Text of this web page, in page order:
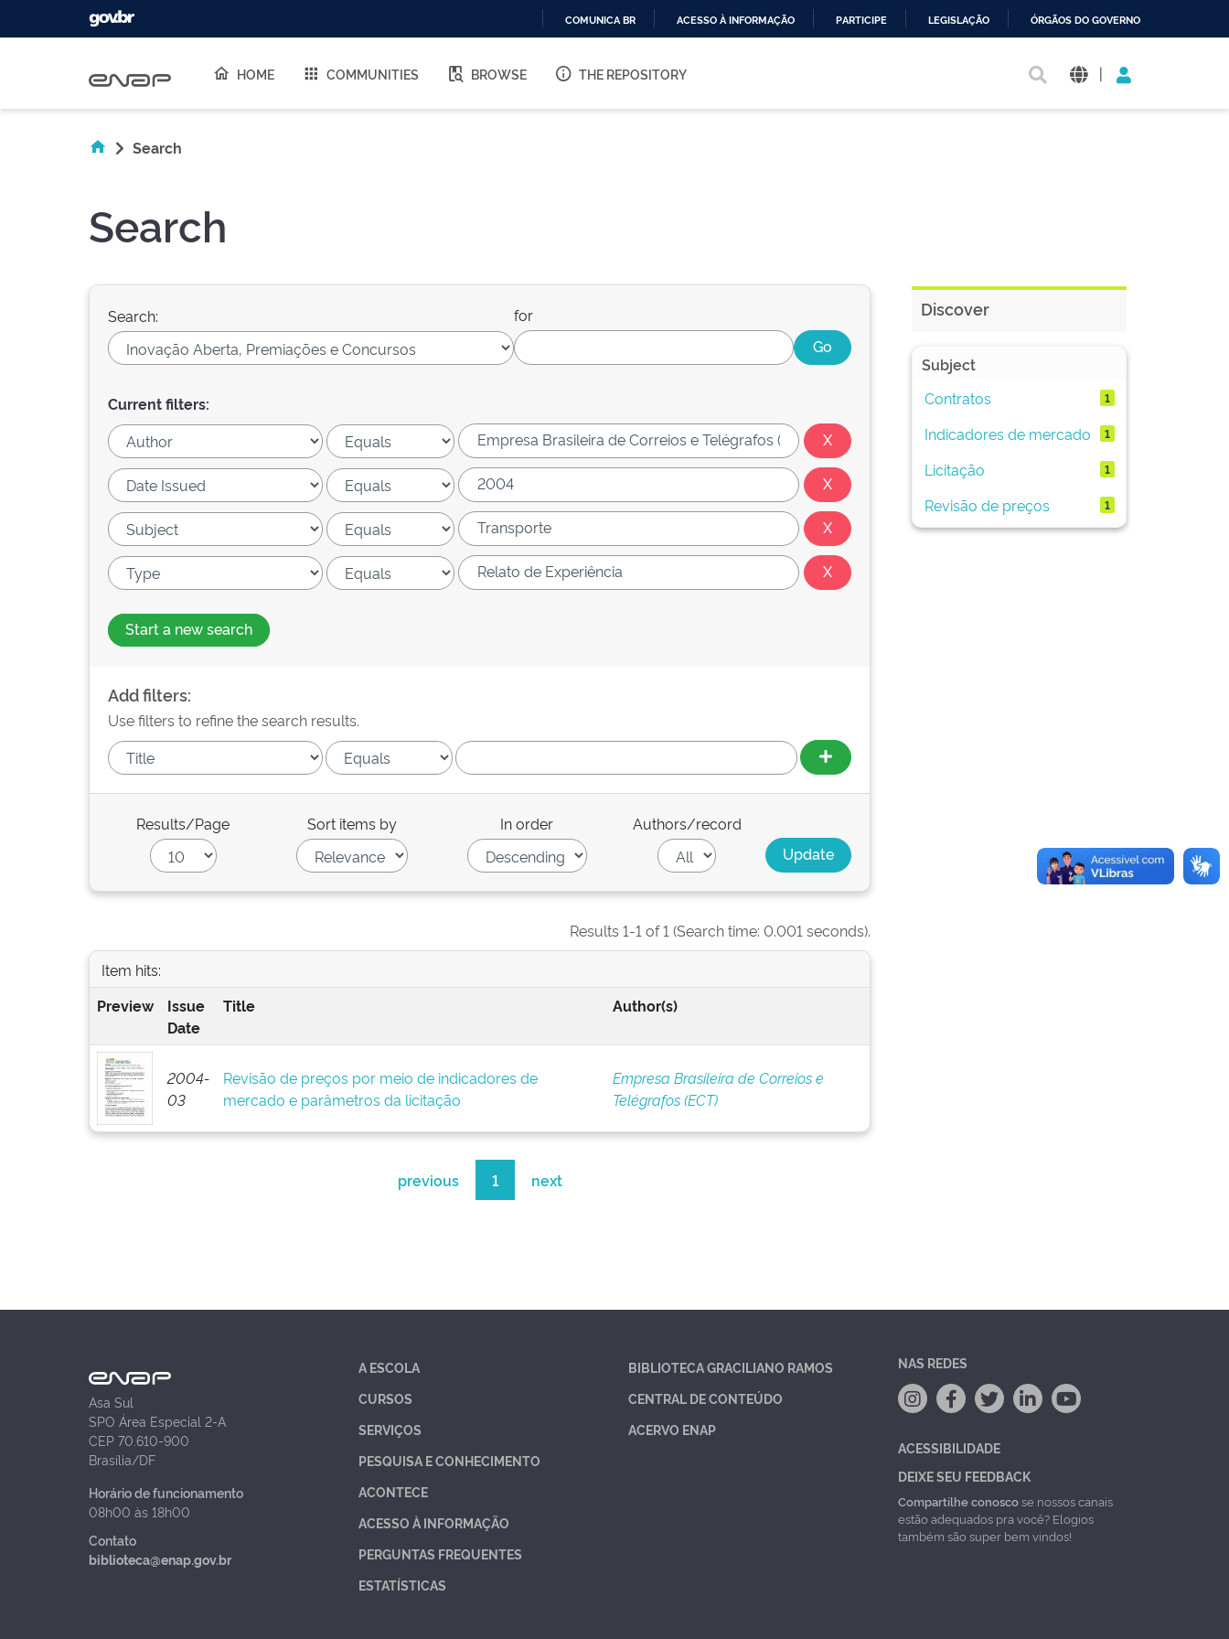
O
COMUNICA BR ACESSO À INFORMAÇÃO PARTICIPE LEGISLAÇÃO ÓRGÃOS DO GOVERNO
HOME COMMUNITIES BROWSE THE REPOSITORY |
Search
Search
Search: for
Current filters:
Start a new search
Add filters:
Use filters to refine the search results.
Results/Page Sort items by In order Authors/record
Results 1-1 of 1 (Search time: 0.001 seconds).
Item hits:
Preview
Issue
Date
Title Author(s)
2004-
03
Revisão de preços por meio de indicadores de
mercado e parâmetros da licitação
Empresa Brasileira de Correios e
Telégrafos (ECT)
previous 1 next
Discover
Subject
Contratos
1
Indicadores de mercado 1
Licitação 1
Revisão de preços 1
Asa Sul
SPO Área Especial 2-A
CEP 70.610-900
Brasília/DF
Horário de funcionamento
08h00 às 18h00
Contato
biblioteca@enap.gov.br
A ESCOLA
CURSOS
SERVIÇOS
PESQUISA E CONHECIMENTO
ACONTECE
ACESSO À INFORMAÇÃO
PERGUNTAS FREQUENTES
ESTATÍSTICAS
BIBLIOTECA GRACILIANO RAMOS
CENTRAL DE CONTEÚDO
ACERVO ENAP
NAS REDES
ACESSIBILIDADE
DEIXE SEU FEEDBACK
Compartilhe conoscose nossos canais
estão adequados pra você? Elogios
também são super bem vindos!